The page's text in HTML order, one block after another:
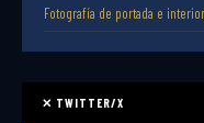
Fotografía de portada e
✕ TWITTER/X